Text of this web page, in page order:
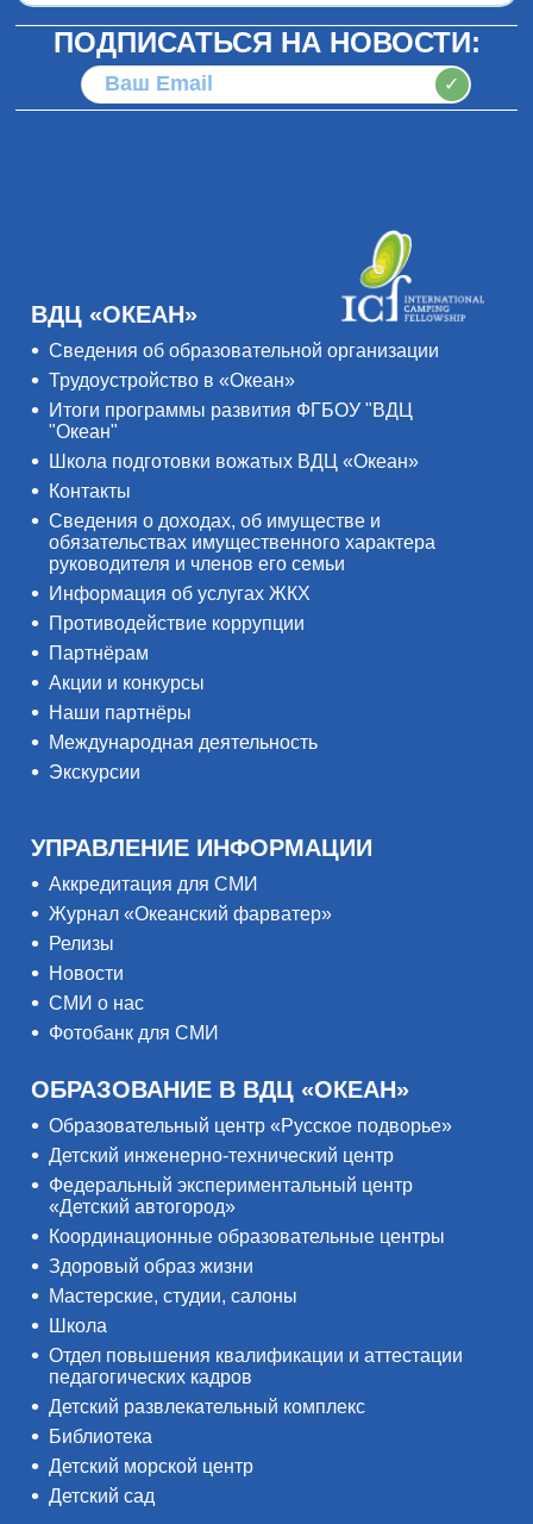
ПОДПИСАТЬСЯ НА НОВОСТИ:
✓
ВДЦ «ОКЕАН»
Сведения об образовательной организации
Трудоустройство в «Океан»
Итоги программы развития ФГБОУ "ВДЦ
"Океан"
Школа подготовки вожатых ВДЦ «Океан»
Контакты
Сведения о доходах, об имуществе и
обязательствах имущественного характера
руководителя и членов его семьи
Информация об услугах ЖКХ
Противодействие коррупции
Партнёрам
Акции и конкурсы
Наши партнёры
Международная деятельность
Экскурсии
УПРАВЛЕНИЕ ИНФОРМАЦИИ
Аккредитация для СМИ
Журнал «Океанский фарватер»
Релизы
Новости
СМИ о нас
Фотобанк для СМИ
ОБРАЗОВАНИЕ В ВДЦ «ОКЕАН»
Образовательный центр «Русское подворье»
Детский инженерно-технический центр
Федеральный экспериментальный центр
«Детский автогород»
Координационные образовательные центры
Здоровый образ жизни
Мастерские, студии, салоны
Школа
Отдел повышения квалификации и аттестации
педагогических кадров
Детский развлекательный комплекс
Библиотека
Детский морской центр
Детский сад